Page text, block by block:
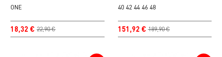
18,32 € 22,90 €
ONE
151,92 € 189,90 €
40 42 44 46 48